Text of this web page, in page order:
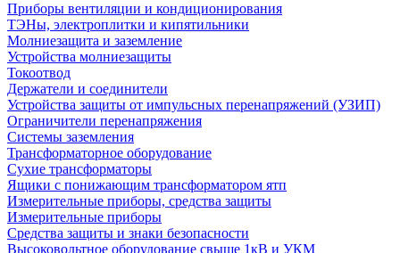
Приборы вентиляции и кондиционирования
ТЭНы, электроплитки и кипятильники
Молниезащита и заземление
Устройства молниезащиты
Токоотвод
Держатели и соединители
Устройства защиты от импульсных перенапряжений (УЗИП)
Ограничители перенапряжения
Системы заземления
Трансформаторное оборудование
Сухие трансформаторы
Ящики с понижающим трансформатором ятп
Измерительные приборы, средства защиты
Измерительные приборы
Средства защиты и знаки безопасности
Высоковольтное оборудование свыше 1кВ и УКМ